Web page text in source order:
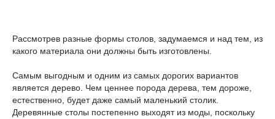
Рассмотрев разные формы столов, задумаемся и над тем, из
какого материала они должны быть изготовлены.
Самым выгодным и одним из самых дорогих вариантов
является дерево. Чем ценнее порода дерева, тем дороже,
естественно, будет даже самый маленький столик.
Деревянные столы постепенно выходят из моды, поскольку